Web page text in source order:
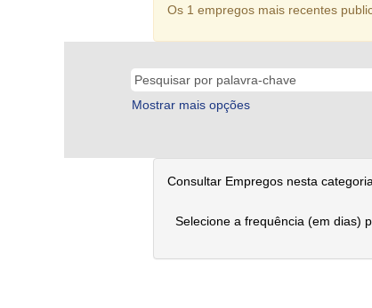
Os 1 empregos mais recentes
Mostrar mais opções
Consultar Empregos nesta categoria
Selecione a frequência (em dias)